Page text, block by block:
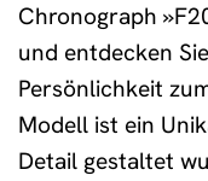
Chronograph
und entdecken
Persönlichkeit
Modell ist ein
Detail gestaltet